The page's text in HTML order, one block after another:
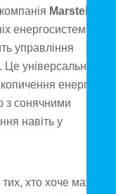
Marstek
енергосистем —
управління
універсальний
енергії,
з сонячними
навіть у
хто хоче мати